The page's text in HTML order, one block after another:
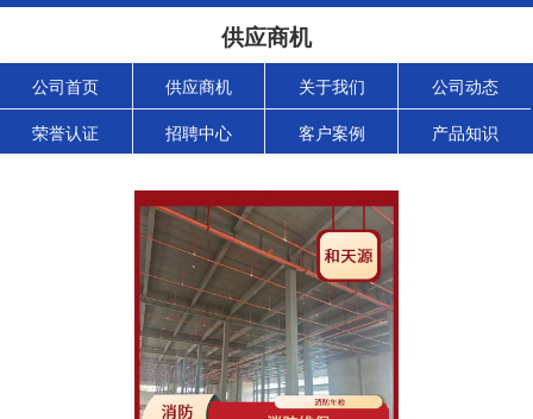
供应商机
公司首页 供应商机 关于我们 公司动态
荣誉认证 招聘中心 客户案例 产品知识